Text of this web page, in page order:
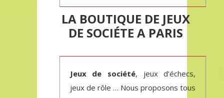
LA BOUTIQUE DE JEUX
DE SOCIÉTE A PARIS
Jeux de société, jeux d’échecs,
jeux de rôle … Nous proposons tous